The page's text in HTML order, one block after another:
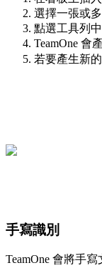
選擇一張或
點選工具列
TeamOne 會
若要產生新
手寫識別
TeamOne 會將手